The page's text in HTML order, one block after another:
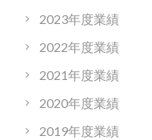
2023年度業績
2022年度業績
2021年度業績
2020年度業績
2019年度業績